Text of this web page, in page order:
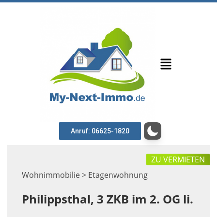
Anruf: 06625-1820
Wohnimmobilie > Etagenwohnung
ZU VERMIETEN
Philippsthal, 3 ZKB im 2. OG li.